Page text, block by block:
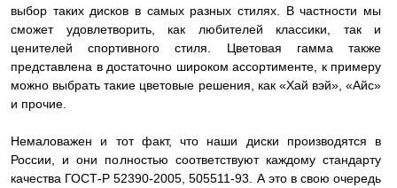
выбор таких дисков в самых разных стилях. В частности мы
сможет удовлетворить, как любителей классики, так и
ценителей спортивного стиля. Цветовая гамма также
представлена в достаточно широком ассортименте, к примеру
можно выбрать такие цветовые решения, как «Хай вэй», «Айс»
и прочие.
Немаловажен и тот факт, что наши диски производятся в
России, и они полностью соответствуют каждому стандарту
качества ГОСТ-Р 52390-2005, 505511-93. А это в свою очередь